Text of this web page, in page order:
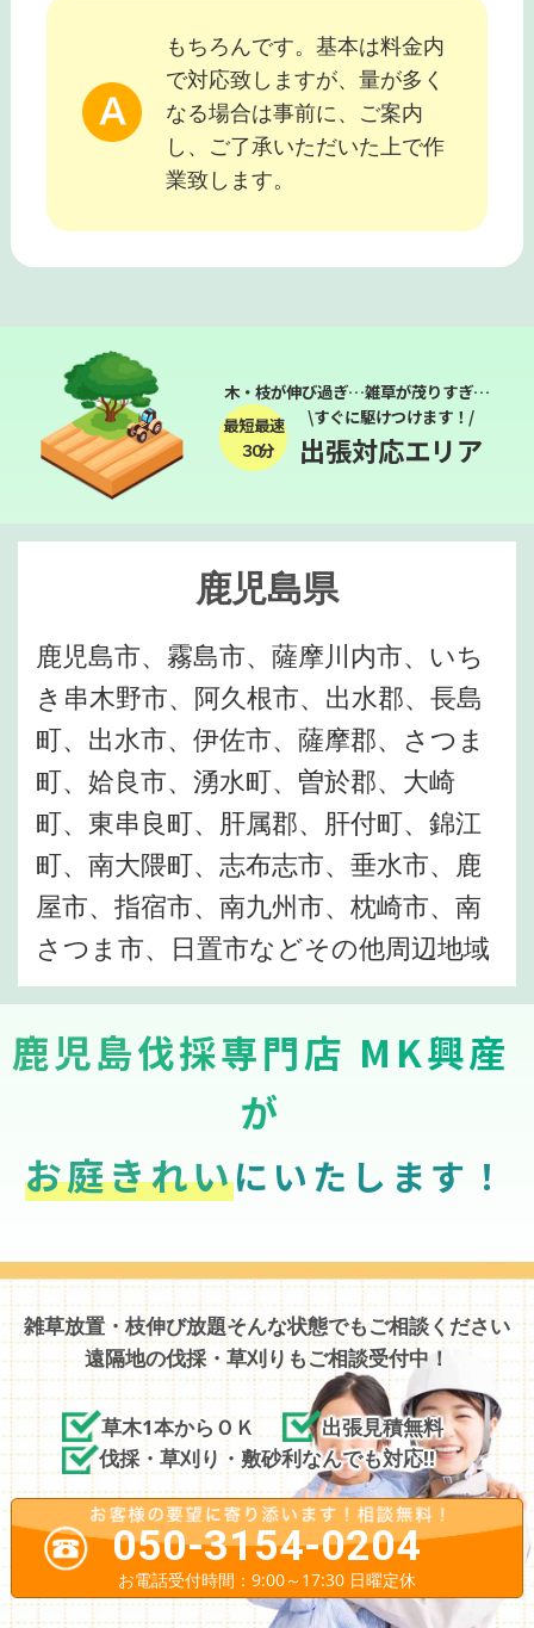
もちろんです。基本は料金内
で対応致しますが、量が多く
なる場合は事前に、ご案内
し、ご了承いただいた上で作
業致します。
木・枝が伸び過ぎ…雑草が茂りすぎ…
最短最速
３０分
\すぐに駆けつけます！/
出張対応エリア
鹿児島県
鹿児島市、霧島市、薩摩川内市、いち
き串木野市、阿久根市、出水郡、長島
町、出水市、伊佐市、薩摩郡、さつま
町、姶良市、湧水町、曽於郡、大崎
町、東串良町、肝属郡、肝付町、錦江
町、南大隈町、志布志市、垂水市、鹿
屋市、指宿市、南九州市、枕崎市、南
さつま市、日置市などその他周辺地域
鹿児島伐採専門店 MK興産
が
お庭きれいにいたします！
雑草放置・枝伸び放題そんな状態でもご相談ください
遠隔地の伐採・草刈りもご相談受付中！
草木1本からＯＫ
出張見積無料
伐採・草刈り・敷砂利なんでも対応!!
050-3154-0204
お電話受付時間：9:00～17:30 日曜定休